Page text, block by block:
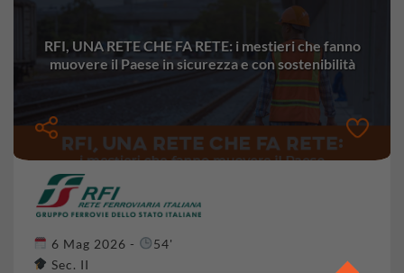
RFI, UNA RETE CHE FA RETE: i mestieri che fanno
muovere il Paese in sicurezza e con sostenibilità
6 Mag 2026 -
54'
Sec. II